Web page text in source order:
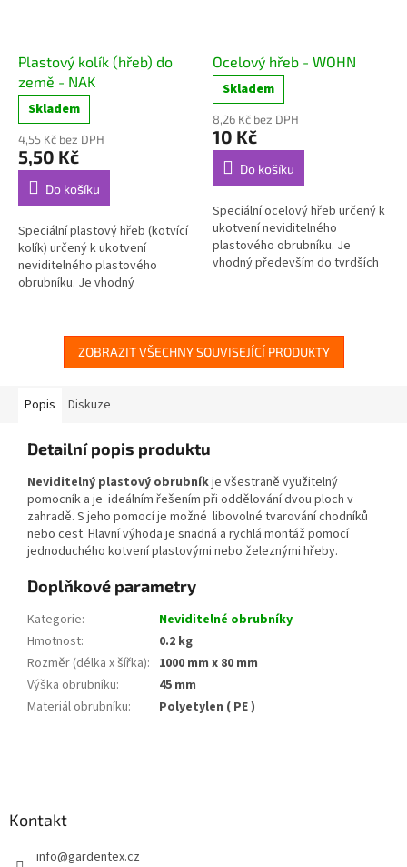
Plastový kolík (hřeb) do
země - NAK
Skladem
4,55 Kč bez DPH
5,50 Kč
Do košíku
Speciální plastový hřeb (kotvící
kolík) určený k ukotvení
neviditelného plastového
obrubníku. Je vhodný
Ocelový hřeb - WOHN
Skladem
8,26 Kč bez DPH
10 Kč
Do košíku
Speciální ocelový hřeb určený k
ukotvení neviditelného
plastového obrubníku. Je
vhodný především do tvrdších
ZOBRAZIT VŠECHNY SOUVISEJÍCÍ PRODUKTY
Popis Diskuze
Detailní popis produktu
Neviditelný plastový obrubníkje všestraně využitelný
pomocník a je ideálním řešením při oddělování dvou ploch v
zahradě. S jeho pomocí je možné libovolné tvarování chodníků
nebo cest. Hlavní výhoda je snadná a rychlá montáž pomocí
jednoduchého kotvení plastovými nebo železnými hřeby.
Doplňkové parametry
Kategorie:
Neviditelné obrubníky
Hmotnost:
0.2 kg
Rozměr (délka x šířka): 1000 mm x 80 mm
Výška obrubníku:
45 mm
Materiál obrubníku: Polyetylen ( PE )
Kontakt
info@gardentex.cz